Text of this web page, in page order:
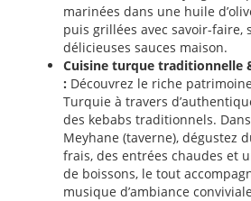
marinées dans une huile
puis grillées avec savoir-faire,
délicieuses sauces maison.
Cuisine turque traditionnelle
: Découvrez le riche
Turquie à travers
des kebabs traditionnels.
Meyhane (taverne), dégustez
frais, des entrées chaudes et
de boissons, le tout
musique d’ambiance